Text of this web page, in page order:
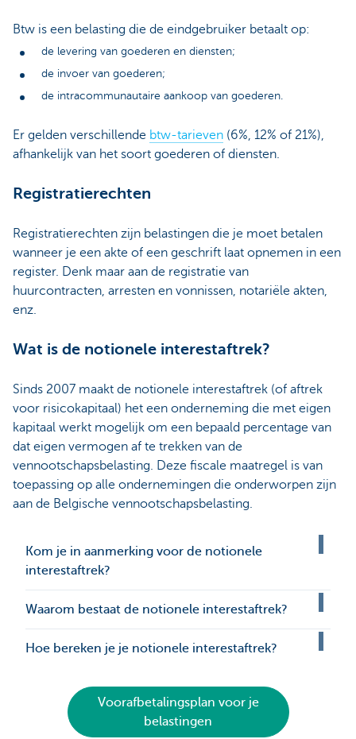
Btw is een belasting die de eindgebruiker betaalt op:
de levering van goederen en diensten;
de invoer van goederen;
de intracommunautaire aankoop van goederen.
Er gelden verschillende btw-tarieven (6%, 12% of 21%),
afhankelijk van het soort goederen of diensten.
Registratierechten
Registratierechten zijn belastingen die je moet betalen
wanneer je een akte of een geschrift laat opnemen in een
register. Denk maar aan de registratie van
huurcontracten, arresten en vonnissen, notariële akten,
enz.
Wat is de notionele interestaftrek?
Sinds 2007 maakt de notionele interestaftrek (of aftrek
voor risicokapitaal) het een onderneming die met eigen
kapitaal werkt mogelijk om een bepaald percentage van
dat eigen vermogen af te trekken van de
vennootschapsbelasting. Deze fiscale maatregel is van
toepassing op alle ondernemingen die onderworpen zijn
aan de Belgische vennootschapsbelasting.
Kom je in aanmerking voor de notionele
interestaftrek?
Waarom bestaat de notionele interestaftrek?
Hoe bereken je je notionele interestaftrek?
Voorafbetalingsplan voor je
belastingen